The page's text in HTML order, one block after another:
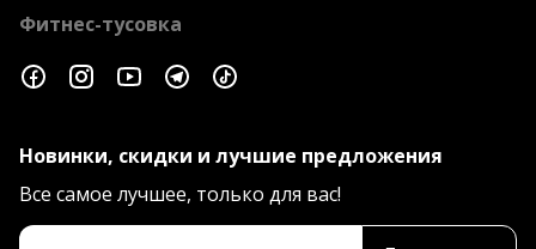
Фитнес-тусовка
Новинки, скидки и лучшие предложения
Все самое лучшее, только для вас!